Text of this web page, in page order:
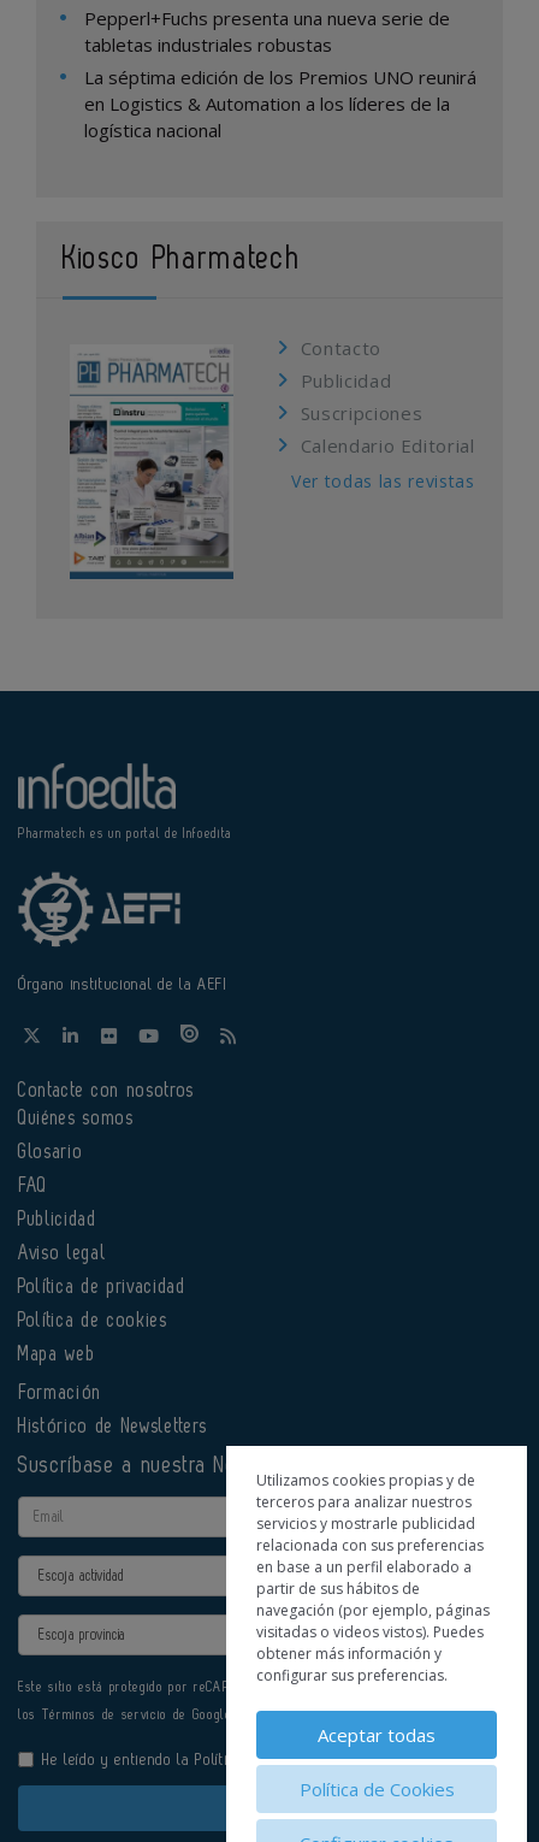
Pepperl+Fuchs presenta una nueva serie de
tabletas industriales robustas
La séptima edición de los Premios UNO reunirá
en Logistics & Automation a los líderes de la
logística nacional
Kiosco Pharmatech
Contacto
Publicidad
Suscripciones
Calendario Editorial
Ver todas las revistas
Pharmatech es un portal de Infoedita
Órgano institucional de la AEFI
Contacte con nosotros
Quiénes somos
Glosario
FAQ
Publicidad
Aviso legal
Política de privacidad
Política de cookies
Mapa web
Formación
Histórico de Newsletters
Suscríbase a nuestra Newsletter
Email
Actividad
Provincia
Este sitio está protegido por reCAPTCHA y se aplican la
los Términos de servicio de Google.
He leído y entiendo la Política de Privacidad
Enviar
Utilizamos cookies propias y de
terceros para analizar nuestros
servicios y mostrarle publicidad
relacionada con sus preferencias
en base a un perfil elaborado a
partir de sus hábitos de
navegación (por ejemplo, páginas
visitadas o videos vistos). Puedes
obtener más información y
configurar sus preferencias.
Aceptar todas
Política de Cookies